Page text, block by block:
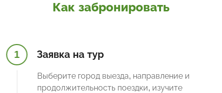
Как забронировать
1 Заявка на тур
Выберите город выезда, направление и
продолжительность поездки, изучите